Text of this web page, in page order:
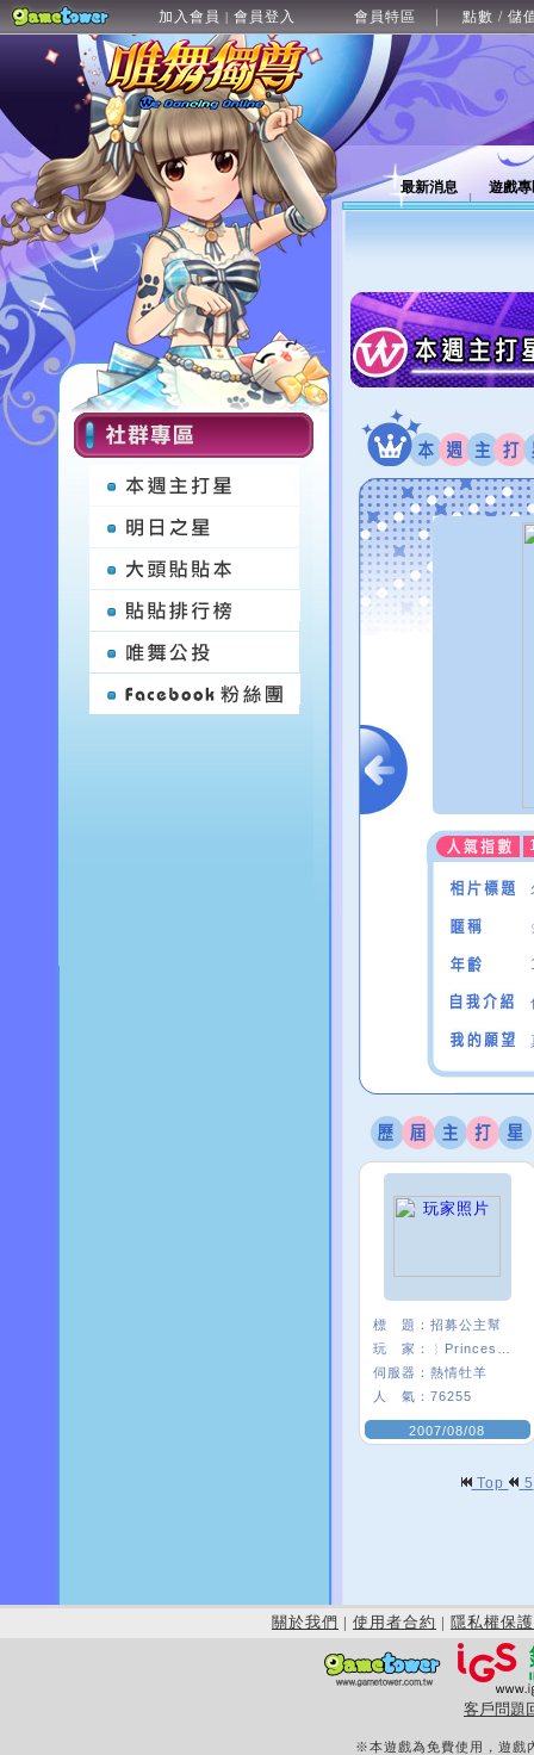
加入會員 | 會員登入 會員特區 點數 / 儲
最新消息 遊戲
標 題： 招募公主幫
玩 家：
伺服器： 熱情牡羊
人 氣： 76255
2007/08/08
Top 5
關於我們 | 使用者合約 | 隱私權保護
客戶問題
※本遊戲為免費使用，遊戲